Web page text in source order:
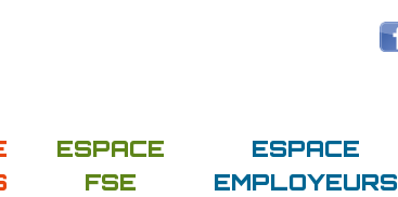
ESPACE
FSE
ESPACE
EMPLOYEURS